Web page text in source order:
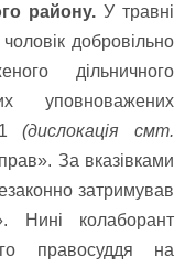
району.У травні
добровільно
дільничного
уповноважених
(дислокація смт.
За вказівками
затримував
Нині колаборант
правосуддя на